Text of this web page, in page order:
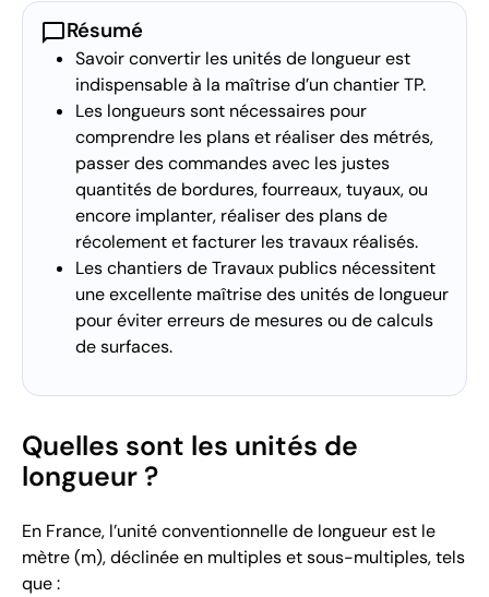
chat_bubbleRésumé
Savoir convertir les unités de longueur est
indispensable à la maîtrise d’un chantier TP.
Les longueurs sont nécessaires pour
comprendre les plans et réaliser des métrés,
passer des commandes avec les justes
quantités de bordures, fourreaux, tuyaux, ou
encore implanter, réaliser des plans de
récolement et facturer les travaux réalisés.
Les chantiers de Travaux publics nécessitent
une excellente maîtrise des unités de longueur
pour éviter erreurs de mesures ou de calculs
de surfaces.
Quelles sont les unités de
longueur ?
En France, l’unité conventionnelle de longueur est le
mètre (m), déclinée en multiples et sous-multiples, tels
que :